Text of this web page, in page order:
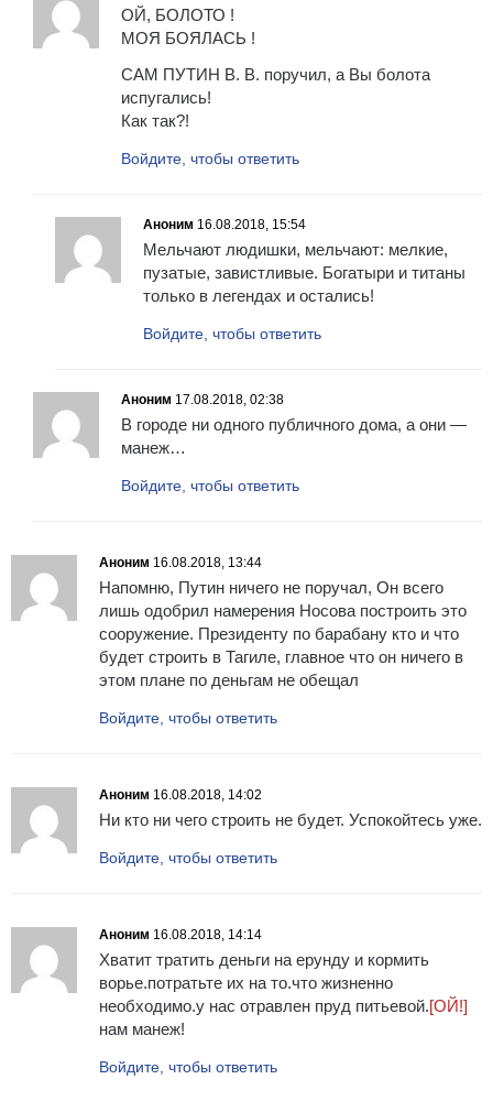
ОЙ, БОЛОТО !
МОЯ БОЯЛАСЬ !
САМ ПУТИН В. В. поручил, а Вы болота
испугались!
Как так?!
Войдите, чтобы ответить
Аноним 16.08.2018, 15:54
Мельчают людишки, мельчают: мелкие,
пузатые, завистливые. Богатыри и титаны
только в легендах и остались!
Войдите, чтобы ответить
Аноним 17.08.2018, 02:38
В городе ни одного публичного дома, а они —
манеж…
Войдите, чтобы ответить
Аноним 16.08.2018, 13:44
Напомню, Путин ничего не поручал, Он всего
лишь одобрил намерения Носова построить это
сооружение. Президенту по барабану кто и что
будет строить в Тагиле, главное что он ничего в
этом плане по деньгам не обещал
Войдите, чтобы ответить
Аноним 16.08.2018, 14:02
Ни кто ни чего строить не будет. Успокойтесь уже.
Войдите, чтобы ответить
Аноним 16.08.2018, 14:14
Хватит тратить деньги на ерунду и кормить
ворье.потратьте их на то.что жизненно
необходимо.у нас отравлен пруд питьевой.[ОЙ!]
нам манеж!
Войдите, чтобы ответить